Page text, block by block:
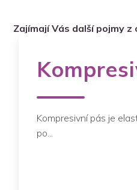
Zajímají Vás další pojmy
Kompresivní pás je
po...